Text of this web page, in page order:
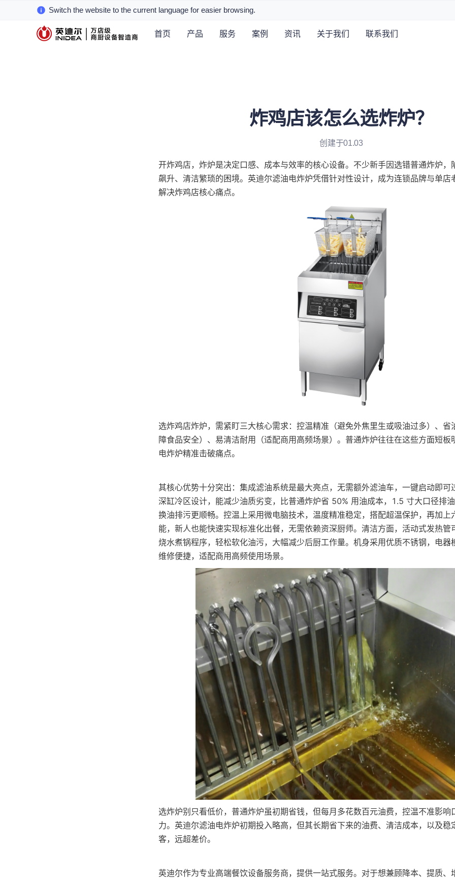
Switch the website to the current language for easier browsing.
首页 产品 服务 案例 资讯 关于我们 联系我们
炸鸡店该怎么选炸炉？
创建于01.03
开炸鸡店，炸炉是决定口感、成本与效率的核心设备。不少新手因选错普通炸炉，
飙升、清洁繁琐的困境。英迪尔滤油电炸炉凭借针对性设计，成为连锁品牌与单店
解决炸鸡店核心痛点。
选炸鸡店炸炉，需紧盯三大核心需求：控温精准（避免外焦里生或吸油过多）、
障食品安全）、易清洁耐用（适配商用高频场景）。普通炸炉往往在这些方面短板
电炸炉精准击破痛点。
其核心优势十分突出：集成滤油系统是最大亮点，无需额外滤油车，一键启动即可
深缸冷区设计，能减少油质劣变，比普通炸炉省 50% 用油成本，1.5 寸大口径排
换油排污更顺畅。控温上采用微电脑技术，温度精准稳定，搭配超温保护，再加上
能，新人也能快速实现标准化出餐，无需依赖资深厨师。清洁方面，活动式发热管
烧水煮锅程序，轻松软化油污，大幅减少后厨工作量。机身采用优质不锈钢，电器
维修便捷，适配商用高频使用场景。
选炸炉别只看低价，普通炸炉虽初期省钱，但每月多花数百元油费，控温不准影响
力。英迪尔滤油电炸炉初期投入略高，但其长期省下来的油费、清洁成本，以及稳
客，远超差价。
英迪尔作为专业高端餐饮设备服务商，提供一站式服务。对于想兼顾降本、提质、